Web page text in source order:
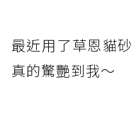
最近用了草恩貓砂
真的驚艷到我～